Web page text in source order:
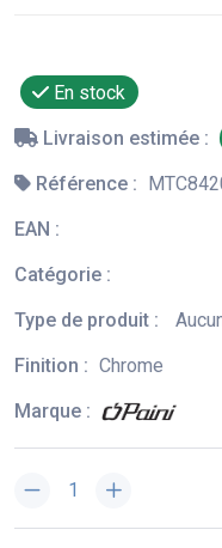
En stock
Livraison estimée :
Référence :
EAN :
Catégorie :
Type de produit :
Finition : Chrome
Marque :